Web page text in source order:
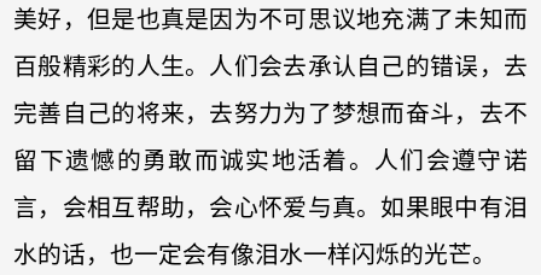
美好，但是也真是因为不可思议地充满了未知而
百般精彩的人生。人们会去承认自己的错误，去
完善自己的将来，去努力为了梦想而奋斗，去不
留下遗憾的勇敢而诚实地活着。人们会遵守诺
言，会相互帮助，会心怀爱与真。如果眼中有泪
水的话，也一定会有像泪水一样闪烁的光芒。